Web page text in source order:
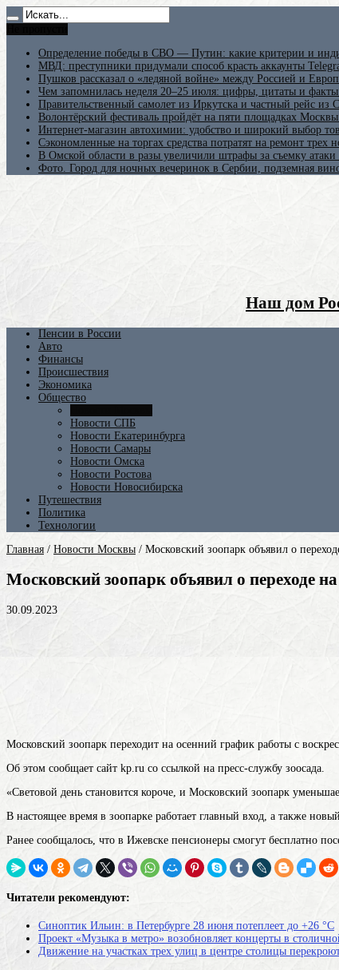
Определение победы в СВО — Путин: какие критерии и
МВД: преступники придумали способ красть аккаунты
Пушков рассказал о «ледяной войне» между Россией и
Чем запомнилась неделя 20–25 июля: цифры, цитаты и
Правительственный самолет из Иркутска и частный рейс из
Волонтёрский фестиваль пройдёт на пяти площадках Москвы
Интернет-магазин автохимии: удобство и широкий выбор
Сэкономленные на торгах средства потратят на ремонт трех
В Омской области в разы увеличили штрафы за съемку атаки
Фото. Город для ночных вечеринок в Сербии, подземная
Наш дом
Пенсии в России
Авто
Финансы
Происшествия
Экономика
Общество
Новости СПБ
Новости Екатеринбурга
Новости Самары
Новости Омска
Новости Ростова
Новости Новосибирска
Путешествия
Политика
Технологии
Главная / Новости Москвы / Московский зоопарк объявил о
Московский зоопарк объявил о переходе
30.09.2023
Московский зоопарк переходит на осенний график работы с
Об этом сообщает сайт kp.ru со ссылкой на пресс-службу зоосада.
«Световой день становится короче, и Московский зоопарк
В настоящее время в зоопарке работает главный вход, а также
Ранее сообщалось, что в Ижевске пенсионеры смогут бесплатно
Читатели рекомендуют:
Синоптик Ильин: в Петербурге 28 июня потеплеет до +26 °C
Проект «Музыка в метро» возобновляет концерты в
Движение на участках трех улиц в центре столицы